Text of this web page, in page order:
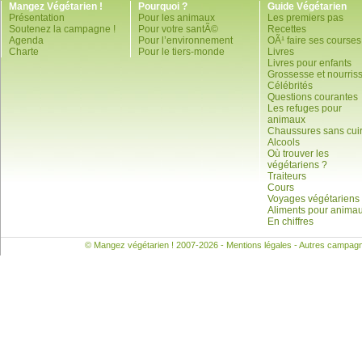
Mangez Végétarien !
Présentation
Soutenez la campagne !
Agenda
Charte
Pourquoi ?
Pour les animaux
Pour votre santÃ©
Pour l’environnement
Pour le tiers-monde
Guide Végétarien
Les premiers pas
Recettes
OÃ¹ faire ses
Livres
Livres pour enfants
Grossesse et
Célébrités
Questions courantes
Les refuges pour
animaux
Chaussures sans cuir
Alcools
Où trouver les
végétariens ?
Traiteurs
Cours
Voyages végétariens
Aliments pour
En chiffres
© Mangez végétarien ! 2007-2026 - Mentions légales - Autres